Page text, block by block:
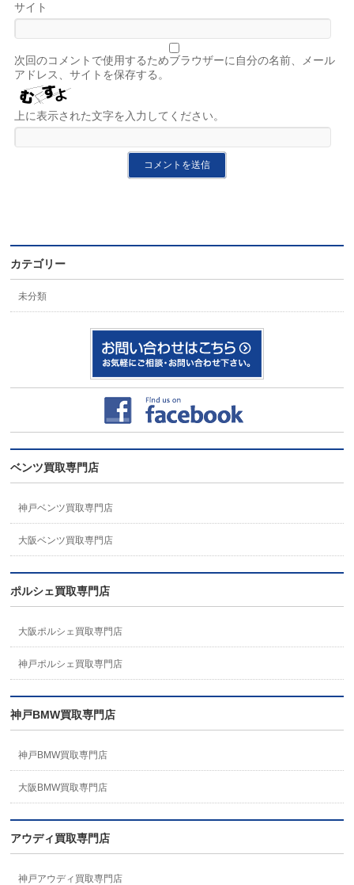
サイト
次回のコメントで使用するためブラウザーに自分の名前、メール
アドレス、サイトを保存する。
上に表示された文字を入力してください。
カテゴリー
未分類
ベンツ買取専門店
神戸ベンツ買取専門店
大阪ベンツ買取専門店
ポルシェ買取専門店
大阪ポルシェ買取専門店
神戸ポルシェ買取専門店
神戸BMW買取専門店
神戸BMW買取専門店
大阪BMW買取専門店
アウディ買取専門店
神戸アウディ買取専門店